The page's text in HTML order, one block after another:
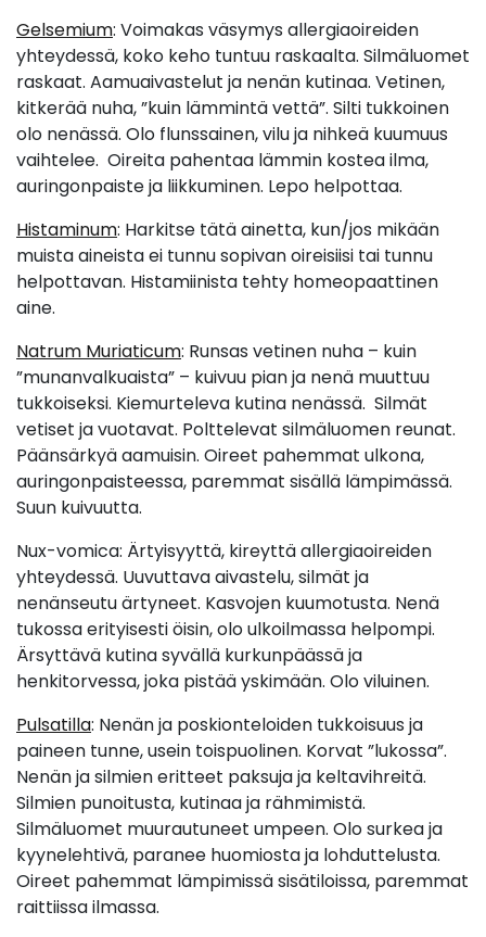
Gelsemium: Voimakas väsymys allergiaoireiden
yhteydessä, koko keho tuntuu raskaalta. Silmäluomet
raskaat. Aamuaivastelut ja nenän kutinaa. Vetinen,
kitkerää nuha, ”kuin lämmintä vettä”. Silti tukkoinen
olo nenässä. Olo flunssainen, vilu ja nihkeä kuumuus
vaihtelee. Oireita pahentaa lämmin kostea ilma,
auringonpaiste ja liikkuminen. Lepo helpottaa.
Histaminum: Harkitse tätä ainetta, kun/jos mikään
muista aineista ei tunnu sopivan oireisiisi tai tunnu
helpottavan. Histamiinista tehty homeopaattinen
aine.
Natrum Muriaticum: Runsas vetinen nuha – kuin
”munanvalkuaista” – kuivuu pian ja nenä muuttuu
tukkoiseksi. Kiemurteleva kutina nenässä. Silmät
vetiset ja vuotavat. Polttelevat silmäluomen reunat.
Päänsärkyä aamuisin. Oireet pahemmat ulkona,
auringonpaisteessa, paremmat sisällä lämpimässä.
Suun kuivuutta.
Nux-vomica: Ärtyisyyttä, kireyttä allergiaoireiden
yhteydessä. Uuvuttava aivastelu, silmät ja
nenänseutu ärtyneet. Kasvojen kuumotusta. Nenä
tukossa erityisesti öisin, olo ulkoilmassa helpompi.
Ärsyttävä kutina syvällä kurkunpäässä ja
henkitorvessa, joka pistää yskimään. Olo viluinen.
Pulsatilla: Nenän ja poskionteloiden tukkoisuus ja
paineen tunne, usein toispuolinen. Korvat ”lukossa”.
Nenän ja silmien eritteet paksuja ja keltavihreitä.
Silmien punoitusta, kutinaa ja rähmimistä.
Silmäluomet muurautuneet umpeen. Olo surkea ja
kyynelehtivä, paranee huomiosta ja lohduttelusta.
Oireet pahemmat lämpimissä sisätiloissa, paremmat
raittiissa ilmassa.